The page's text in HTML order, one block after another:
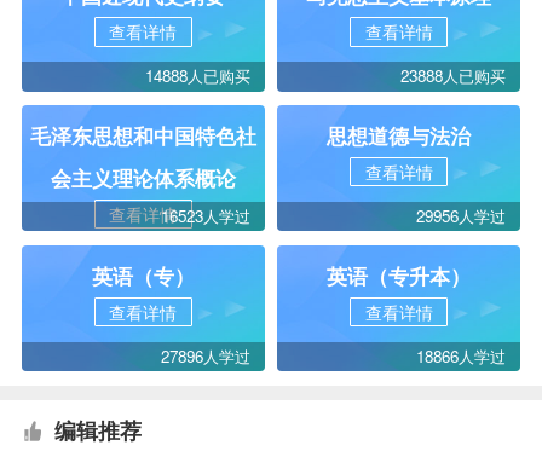
查看详情
14888人已购买
查看详情
23888人已购买
毛泽东思想和中国特色社
会主义理论体系概论
查看详情16523人学过
思想道德与法治
查看详情
29956人学过
英语（专）
查看详情
27896人学过
英语（专升本）
查看详情
18866人学过
编辑推荐